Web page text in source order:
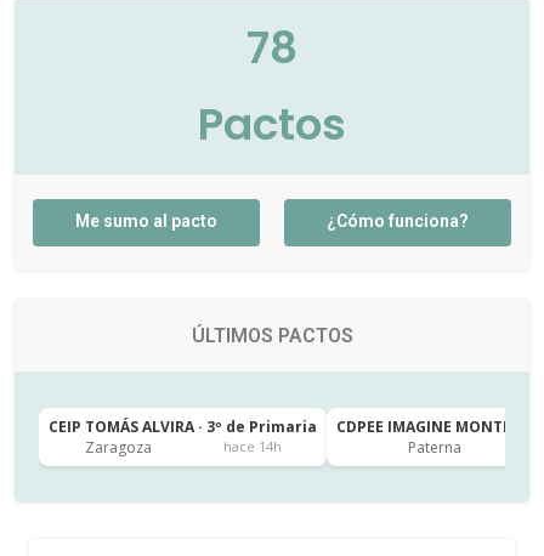
78
Pactos
Me sumo al pacto ¿Cómo funciona?
ÚLTIMOS PACTOS
CEIP TOMÁS ALVIRA · 3º de Primaria
Zaragoza
hace 14h
CDPEE IMAGINE
Paterna